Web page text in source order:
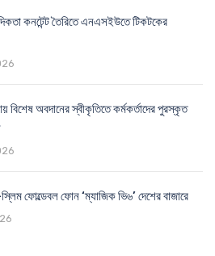
কনটেন্ট তৈরিতে এনএসইউতে টিকটকের
বিশেষ অবদানের স্বীকৃতিতে কর্মকর্তাদের পুরস্কৃত
ফোল্ডেবল ফোন ‘ম্যাজিক ভি৬’ দেশের বাজারে